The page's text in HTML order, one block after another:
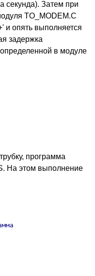
секунда). Затем при
TO_MODEM.C
и опять выполняется
задержка
в модуле
программа
На этом выполнение